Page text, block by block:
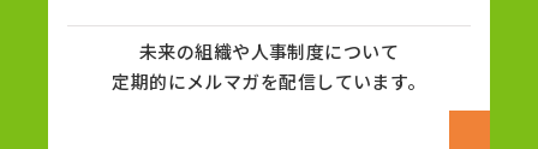
未来の組織や人事制度について
定期的にメルマガを配信しています。